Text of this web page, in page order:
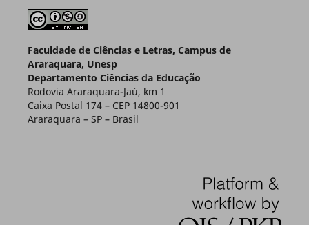
Faculdade de Ciências e Letras, Campus de
Araraquara, Unesp
Departamento Ciências da Educação
Rodovia Araraquara-Jaú, km 1
Caixa Postal 174 – CEP 14800-901
Araraquara – SP – Brasil